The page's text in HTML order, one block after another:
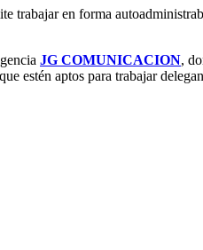
trabajar en forma
JG COMUNICACION,
estén aptos para trabajar